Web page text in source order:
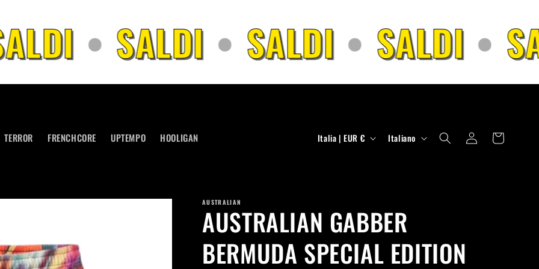
• SALDI • SALDI • SALDI •
TERROR FRENCHCORE UPTEMPO HOOLIGAN
P
e
/
A
Italia | EUR €
u
a
Italiano Accedi Carrello
AUSTRALIAN
AUSTRALIAN GABBER
BERMUDA SPECIAL EDITION